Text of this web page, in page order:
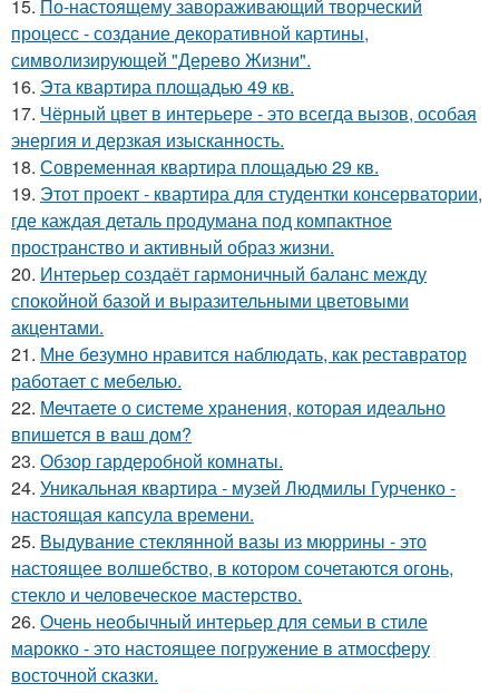
15. По-настоящему завораживающий творческий
процесс - создание декоративной картины,
символизирующей "Дерево Жизни".
16. Эта квартира площадью 49 кв.
17. Чёрный цвет в интерьере - это всегда вызов, особая
энергия и дерзкая изысканность.
18. Современная квартира площадью 29 кв.
19. Этот проект - квартира для студентки консерватории,
где каждая деталь продумана под компактное
пространство и активный образ жизни.
20. Интерьер создаёт гармоничный баланс между
спокойной базой и выразительными цветовыми
акцентами.
21. Мне безумно нравится наблюдать, как реставратор
работает с мебелью.
22. Мечтаете о системе хранения, которая идеально
впишется в ваш дом?
23. Обзор гардеробной комнаты.
24. Уникальная квартира - музей Людмилы Гурченко -
настоящая капсула времени.
25. Выдувание стеклянной вазы из мюррины - это
настоящее волшебство, в котором сочетаются огонь,
стекло и человеческое мастерство.
26. Очень необычный интерьер для семьи в стиле
марокко - это настоящее погружение в атмосферу
восточной сказки.